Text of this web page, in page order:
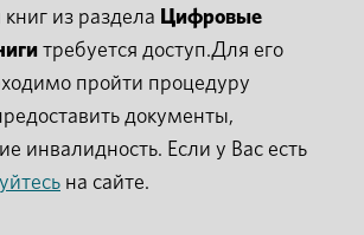
из раздела Цифровые
требуется доступ.Для его
пройти процедуру
документы,
инвалидность. Если у Вас есть
на сайте.